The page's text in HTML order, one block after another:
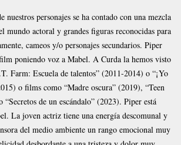
nuestros personajes se ha contado con una mezcla
mundo actoral y grandes figuras reconocidas para
cameos y/o personajes secundarios. Piper
poniendo voz a Mabel. A Curda la hemos visto
Farm: Escuela de talentos” (2011-2014) o “¡Yo
o films como “Madre oscura” (2019), “Teen
“Secretos de un escándalo” (2023). Piper está
La joven actriz tiene una energía descomunal y
del medio ambiente un rango emocional muy